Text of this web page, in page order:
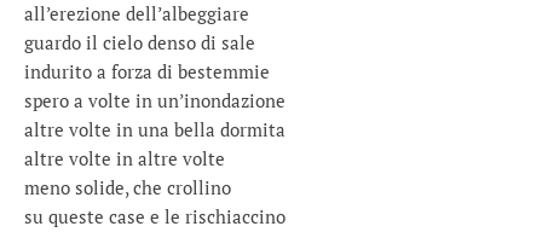
all’erezione dell’albeggiare
guardo il cielo denso di sale
indurito a forza di bestemmie
spero a volte in un’inondazione
altre volte in una bella dormita
altre volte in altre volte
meno solide, che crollino
su queste case e le rischiaccino